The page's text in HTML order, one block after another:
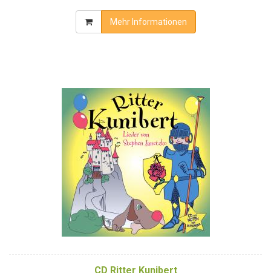
Mehr Informationen
CD Ritter Kunibert